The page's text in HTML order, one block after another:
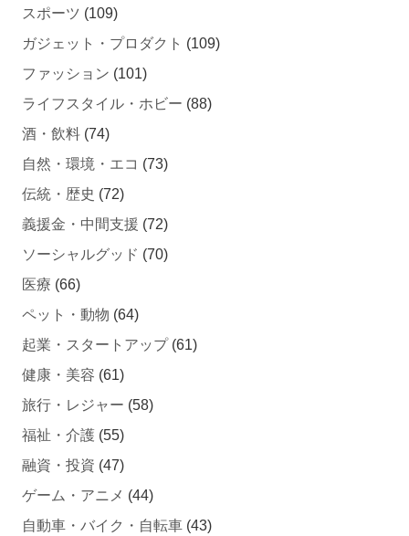
スポーツ (109)
ガジェット・プロダクト (109)
ファッション (101)
ライフスタイル・ホビー (88)
酒・飲料 (74)
自然・環境・エコ (73)
伝統・歴史 (72)
義援金・中間支援 (72)
ソーシャルグッド (70)
医療 (66)
ペット・動物 (64)
起業・スタートアップ(61)
健康・美容 (61)
旅行・レジャー (58)
福祉・介護 (55)
融資・投資 (47)
ゲーム・アニメ (44)
自動車・バイク・自転車 (43)